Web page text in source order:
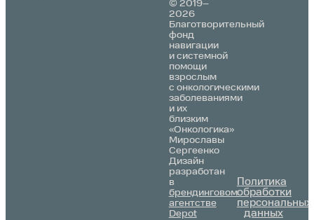
Дизайн
разработан
в
брендинговом
агентстве
Depot
© 2019–
2026
Благотворительный
фонд
навигации
и системной
помощи
взрослым
с онкологическими
заболеваниями
и их
близким
«Онкологика»
Мирославы
Сергеенко
Политика
обработки
персональных
данных